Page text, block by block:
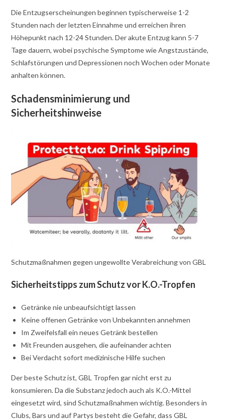
Die Entzugserscheinungen beginnen typischerweise 1-2
Stunden nach der letzten Einnahme und erreichen ihren
Höhepunkt nach 12-24 Stunden. Der akute Entzug kann 5-7
Tage dauern, wobei psychische Symptome wie Angstzustände,
Schlafstörungen und Depressionen noch Wochen oder Monate
anhalten können.
Schadensminimierung und
Sicherheitshinweise
Schutzmaßnahmen gegen ungewollte Verabreichung von GBL
Sicherheitstipps zum Schutz vor K.O.-Tropfen
Getränke nie unbeaufsichtigt lassen
Keine offenen Getränke von Unbekannten annehmen
Im Zweifelsfall ein neues Getränk bestellen
Mit Freunden ausgehen, die aufeinander achten
Bei Verdacht sofort medizinische Hilfe suchen
Der beste Schutz ist, GBL Tropfen gar nicht erst zu
konsumieren. Da die Substanz jedoch auch als K.O.-Mittel
eingesetzt wird, sind Schutzmaßnahmen wichtig. Besonders in
Clubs, Bars und auf Partys besteht die Gefahr, dass GBL